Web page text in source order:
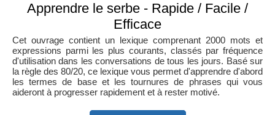
Apprendre le serbe - Rapide / Facile /
Efficace
Cet ouvrage contient un lexique comprenant 2000 mots et
expressions parmi les plus courants, classés par fréquence
d'utilisation dans les conversations de tous les jours. Basé sur
la règle des 80/20, ce lexique vous permet d'apprendre d'abord
les termes de base et les tournures de phrases qui vous
aideront à progresser rapidement et à rester motivé.